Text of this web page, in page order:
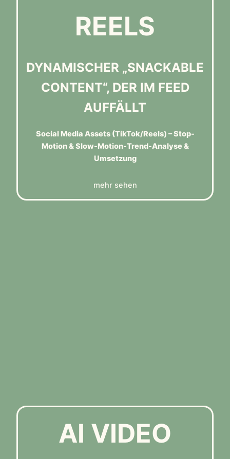
REELS
DYNAMISCHER „SNACKABLE
CONTENT“, DER IM FEED
AUFFÄLLT
Social Media Assets (TikTok/Reels) – Stop-
Motion & Slow-Motion-Trend-Analyse &
Umsetzung
mehr sehen
AI VIDEO